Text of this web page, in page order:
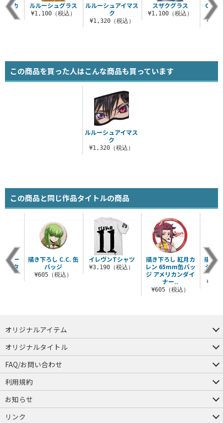
ルルーシュアイマス
ク
¥1,320（税込）
スザクグラス
¥1,100（税込）
C.C.
グカ
込）
ルルーシュグラス
¥1,100（税込）
この商品を買った人はこんな商品も買っています
ルルーシュアイマス
ク
¥1,320（税込）
この商品と同じ作品タイトルの商品
イレヴンTシャツ
¥3,190（税込）
描き下ろし 紅月カ
レン 65mm缶バッ
ジ アメリカンダイ
ナー..
¥605（税込）
描き
シュ
ルー
スタ
描き下ろし C.C. 缶
バッジ
¥605（税込）
オリジナルアイテム
つままれ
つかまれ
ピョコッテ
オリジナルタイトル
アイテムヤ
ミスカトニック大學購買部
FAQ/お問い合わせ
FAQ
お問い合わせ
利用規約
会員規約・ポイント規約
特定商取引法に関する表示
プライバシーポリシー
お知らせ
店舗情報
採用情報
発売日変更のお知らせ
販売代理店・取扱店募集
海外のご案内（English）
リンク